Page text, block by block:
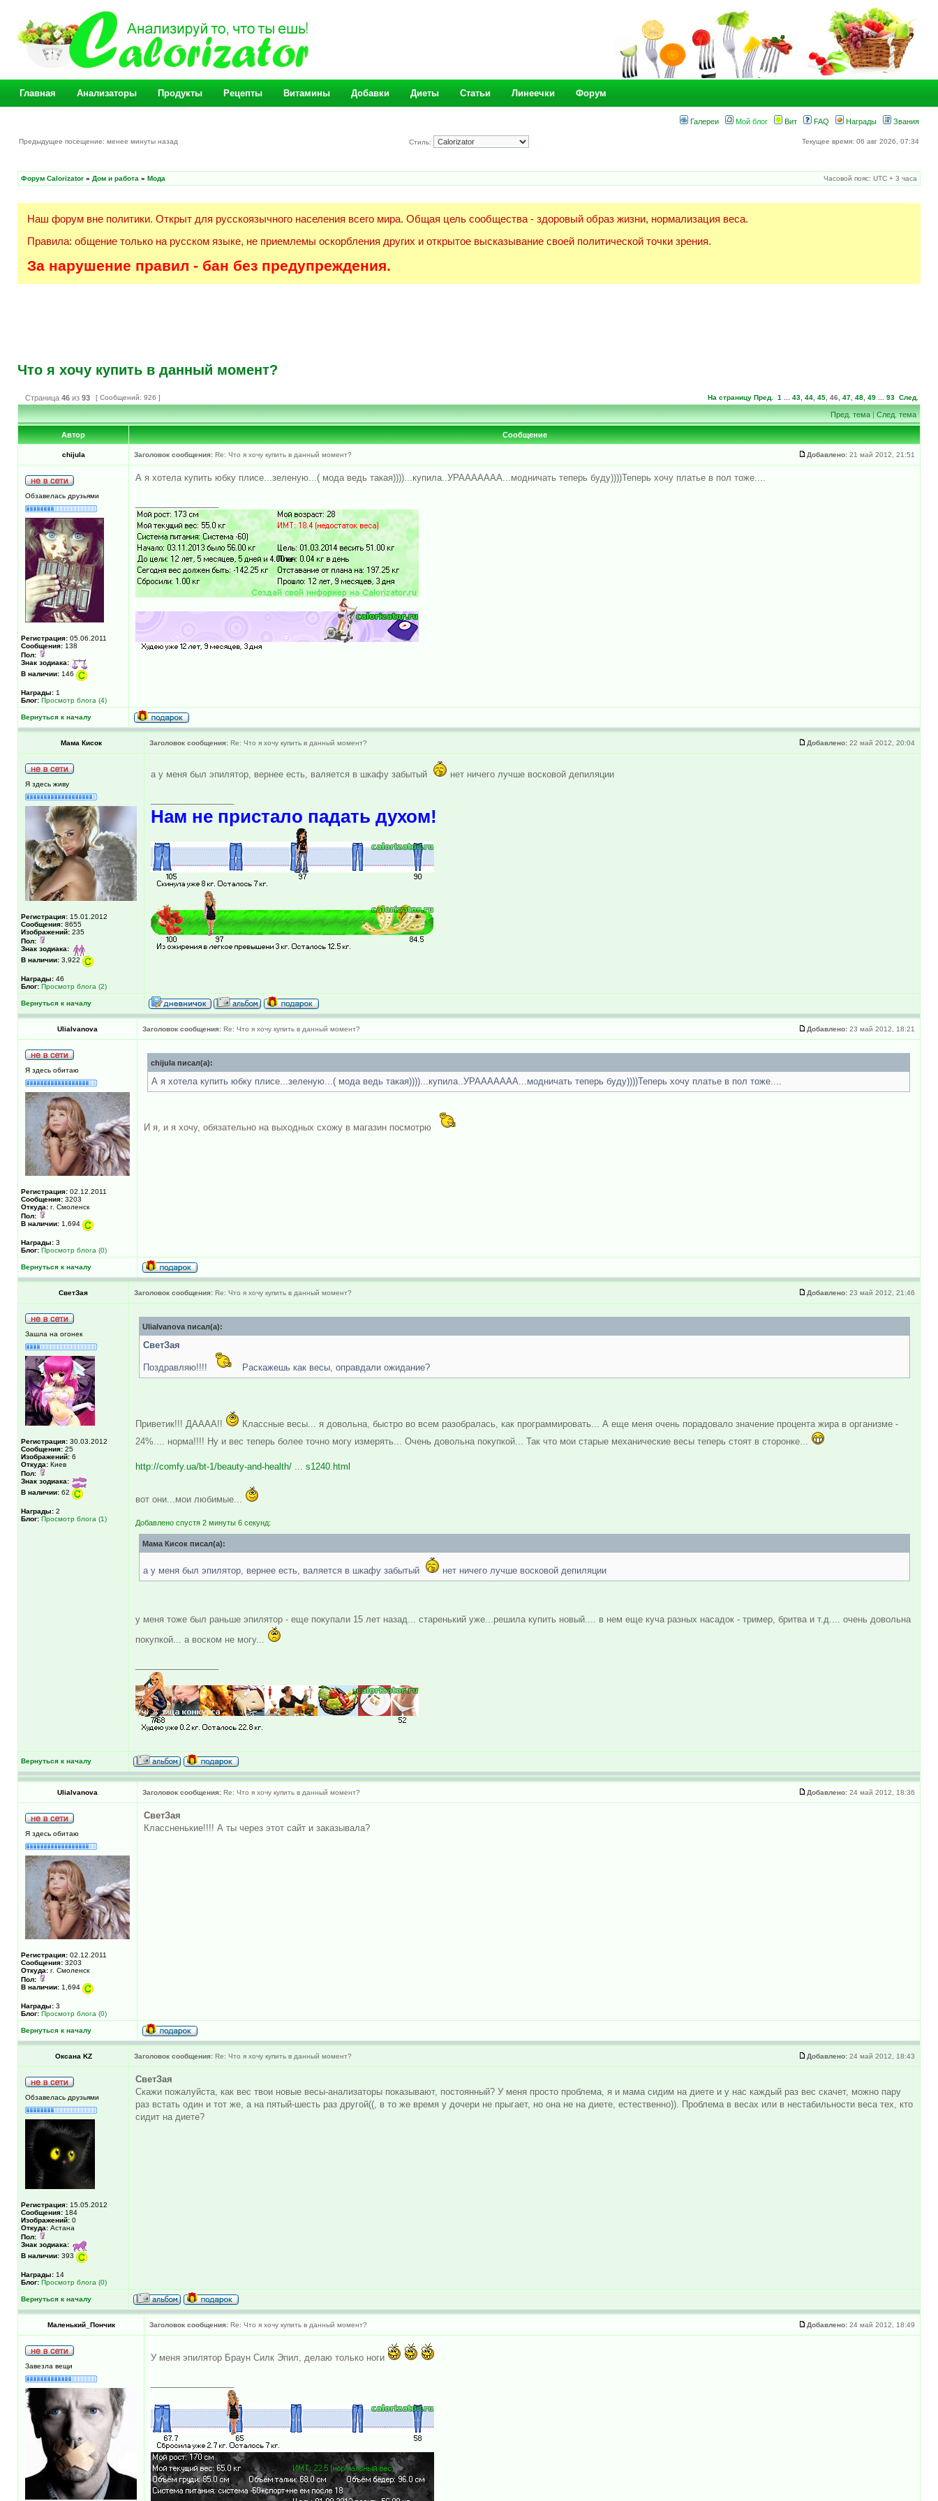
Главная Анализаторы Продукты Рецепты Витамины Добавки Диеты Статьи Линеечки Форум
Галереи Мой блог Вит FAQ Награды Звания
Предыдущее посещение: менее минуты назад Стиль: Текущее время: 06 авг 2026, 07:34
Форум Calorizator » Дом и работа » Мода Часовой пояс: UTC + 3 часа
Наш форум вне политики. Открыт для русскоязычного населения всего мира. Общая цель сообщества - здоровый образ жизни, нормализация веса.
Правила: общение только на русском языке, не приемлемы оскорбления других и открытое высказывание своей политической точки зрения.
За нарушение правил - бан без предупреждения.
Что я хочу купить в данный момент?
Страница 46 из 93 [ Сообщений: 926 ] На страницу Пред. 1 43 44 45 46 47 48 49 93 След.
Пред. тема|След. тема
Автор Сообщение
chijula Заголовок сообщения: Re: Что я хочу купить в данный момент? Добавлено: 21 май 2012, 21:51
Обзавелась друзьями
Регистрация: 05.06.2011
Сообщения: 138
Пол:
Знак зодиака:
В наличии: 146
Награды: 1
Блог: Просмотр блога (4)
А я хотела купить юбку плисе...зеленую...( мода ведь такая))))...купила..УРААААААА...модничать теперь буду))))Теперь хочу платье в пол тоже....
Вернуться к началу
Мама Кисок Заголовок сообщения: Re: Что я хочу купить в данный момент? Добавлено: 22 май 2012, 20:04
Я здесь живу
Регистрация: 15.01.2012
Сообщения: 8655
Изображений: 235
Пол:
Знак зодиака:
В наличии: 3,922
Награды: 46
Блог: Просмотр блога (2)
а у меня был эпилятор, вернее есть, валяется в шкафу забытый нет ничего лучше восковой депиляции
Нам не пристало падать духом!
Вернуться к началу
UliaIvanova Заголовок сообщения: Re: Что я хочу купить в данный момент? Добавлено: 23 май 2012, 18:21
Я здесь обитаю
Регистрация: 02.12.2011
Сообщения: 3203
Откуда: г. Смоленск
Пол:
В наличии: 1,694
Награды: 3
Блог: Просмотр блога (0)
chijula писал(а):
А я хотела купить юбку плисе...зеленую...( мода ведь такая))))...купила..УРААААААА...модничать теперь буду))))Теперь хочу платье в пол тоже....
И я, и я хочу, обязательно на выходных схожу в магазин посмотрю
Вернуться к началу
СветЗая Заголовок сообщения: Re: Что я хочу купить в данный момент? Добавлено: 23 май 2012, 21:46
Зашла на огонек
Регистрация: 30.03.2012
Сообщения: 25
Изображений: 6
Откуда: Киев
Пол:
Знак зодиака:
В наличии: 62
Награды: 2
Блог: Просмотр блога (1)
UliaIvanova писал(а):
СветЗая
Поздравляю!!!! Раскажешь как весы, оправдали ожидание?
Приветик!!! ДАААА!!
Классные весы... я довольна, быстро во всем разобралась, как программировать... А еще меня очень порадовало значение процента жира в организме -
24%.... норма!!!! Ну и вес теперь более точно могу измерять... Очень довольна покупкой... Так что мои старые механические весы теперь стоят в сторонке...
http://comfy.ua/bt-1/beauty-and-health/ ... s1240.html
вот они...мои любимые...
Добавлено спустя 2 минуты 6 секунд:
Мама Кисок писал(а):
а у меня был эпилятор, вернее есть, валяется в шкафу забытый нет ничего лучше восковой депиляции
у меня тоже был раньше эпилятор - еще покупали 15 лет назад... старенький уже...решила купить новый.... в нем еще куча разных насадок - тример, бритва и т.д.... очень довольна
покупкой... а воском не могу...
Вернуться к началу
UliaIvanova Заголовок сообщения: Re: Что я хочу купить в данный момент? Добавлено: 24 май 2012, 18:36
Я здесь обитаю
Регистрация: 02.12.2011
Сообщения: 3203
Откуда: г. Смоленск
Пол:
В наличии: 1,694
Награды: 3
Блог: Просмотр блога (0)
СветЗая
Классненькие!!!! А ты через этот сайт и заказывала?
Вернуться к началу
Оксана KZ Заголовок сообщения: Re: Что я хочу купить в данный момент? Добавлено: 24 май 2012, 18:43
Обзавелась друзьями
Регистрация: 15.05.2012
Сообщения: 184
Изображений: 0
Откуда: Астана
Пол:
Знак зодиака:
В наличии: 393
Награды: 14
Блог: Просмотр блога (0)
СветЗая
Скажи пожалуйста, как вес твои новые весы-анализаторы показывают, постоянный? У меня просто проблема, я и мама сидим на диете и у нас каждый раз вес скачет, можно пару
раз встать один и тот же, а на пятый-шесть раз другой((, в то же время у дочери не прыгает, но она не на диете, естественно)). Проблема в весах или в нестабильности веса тех, кто
сидит на диете?
Вернуться к началу
Маленький_Пончик Заголовок сообщения: Re: Что я хочу купить в данный момент? Добавлено: 24 май 2012, 18:49
Завезла вещи
У меня эпилятор Браун Силк Эпил, делаю только ноги